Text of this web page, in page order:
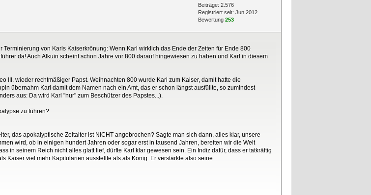
Beiträge: 2.576
Registriert seit: Jun 2012
Bewertung 253
von Karls Kaiserkrönung: Wenn Karl wirklich das Ende der Zeiten für Ende 800
da! Auch Alkuin scheint schon Jahre vor 800 darauf hingewiesen zu haben und Karl in diesem
III. wieder rechtmäßiger Papst. Weihnachten 800 wurde Karl zum Kaiser, damit hatte die
übernahm Karl damit dem Namen nach ein Amt, das er schon längst ausfüllte, so zumindest
aus: Da wird Karl "nur" zum Beschützer des Papstes...).
zu führen?
das apokalyptische Zeitalter ist NICHT angebrochen? Sagte man sich dann, alles klar, unsere
wird, ob in einigen hundert Jahren oder sogar erst in tausend Jahren, bereiten wir die Welt
in seinem Reich nicht alles glatt lief, dürfte Karl klar gewesen sein. Ein Indiz dafür, dass er tatkräftig
Kaiser viel mehr Kapitularien ausstellte als als König. Er verstärkte also seine